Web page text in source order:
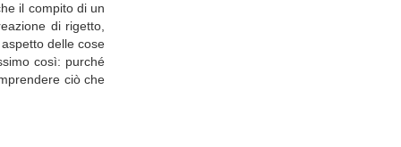
il compito di un
di rigetto,
delle cose
così: purché
ciò che